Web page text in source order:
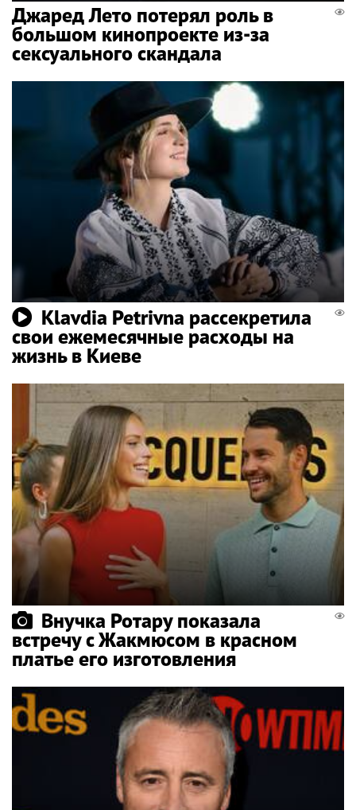
Джаред Лето потерял роль в
большом кинопроекте из-за
сексуального скандала
Klavdia Petrivna рассекретила
свои ежемесячные расходы на
жизнь в Киеве
Внучка Ротару показала
встречу с Жакмюсом в красном
платье его изготовления